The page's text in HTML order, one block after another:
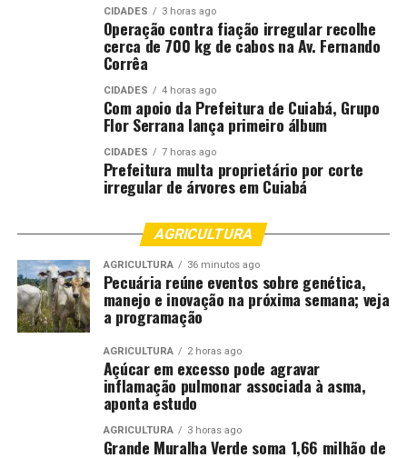
CIDADES 3 horas ago
Operação contra fiação irregular recolhe
cerca de 700 kg de cabos na Av. Fernando
Corrêa
CIDADES 4 horas ago
Com apoio da Prefeitura de Cuiabá, Grupo
Flor Serrana lança primeiro álbum
CIDADES 7 horas ago
Prefeitura multa proprietário por corte
irregular de árvores em Cuiabá
AGRICULTURA
AGRICULTURA 36 minutos ago
Pecuária reúne eventos sobre genética,
manejo e inovação na próxima semana; veja
a programação
AGRICULTURA 2 horas ago
Açúcar em excesso pode agravar
inflamação pulmonar associada à asma,
aponta estudo
AGRICULTURA 3 horas ago
Grande Muralha Verde soma 1,66 milhão de